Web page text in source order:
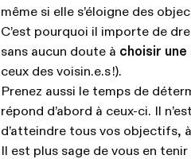
même si elle s’éloigne des
C’est pourquoi il importe de
sans aucun doute à choisir une
ceux des voisin.e.s !).
Prenez aussi le temps de
répond d’abord à ceux-ci. Il
d’atteindre tous vos objectifs,
Il est plus sage de vous en